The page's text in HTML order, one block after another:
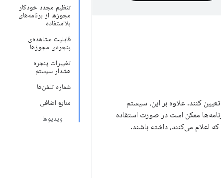
تنظیم مجدد خودکار
مجوزها از برنامه‌های
بلااستفاده
قابلیت مشاهده‌ی
پنجره‌ی مجوزها
تغییرات پنجره
هشدار سیستم
شماره تلفن‌ها
منابع اضافی
ویدیوها
تعیین کنند. علاوه بر این، سیستم
بازنشانی می‌کند و برنامه‌ها ممکن است در صورت استفاده
اعلام می‌کنند، داشته باشند.